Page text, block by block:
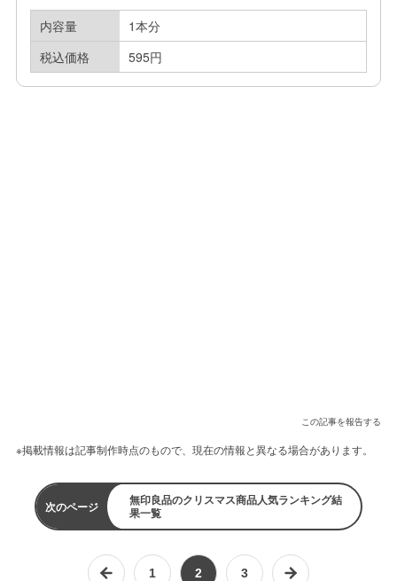
内容量
1本分
税込価格
595円
この記事を報告する
※掲載情報は記事制作時点のもので、現在の情報と異なる場合があります。
次のページ
無印良品のクリスマス商品人気ランキング結
果一覧
1 2 3